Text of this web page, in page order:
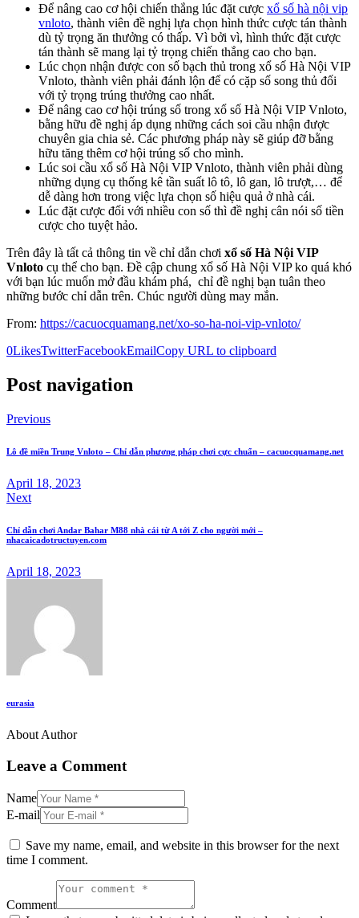
Để nâng cao cơ hội chiến thắng lúc đặt cược xổ số hà nội vip
vnloto, thành viên đề nghị lựa chọn hình thức cược tán thành
dù tỷ trọng ăn thưởng có thấp. Vì bởi vì, hình thức đặt cược
tán thành sẽ mang lại tỷ trọng chiến thắng cao cho bạn.
Lúc chọn nhận được con số bạch thủ trong xổ số Hà Nội VIP
Vnloto, thành viên phải đánh lộn để có cặp số song thủ đối
với tỷ trọng trúng thưởng cao nhất.
Để nâng cao cơ hội trúng số trong xổ số Hà Nội VIP Vnloto,
bằng hữu đề nghị áp dụng những cách soi cầu nhận được
chuyên gia chia sẻ. Các phương pháp này sẽ giúp đỡ bằng
hữu tăng thêm cơ hội trúng số cho mình.
Lúc soi cầu xổ số Hà Nội VIP Vnloto, thành viên phải dùng
những dụng cụ thống kê tần suất lô tô, lô gan, lô trượt,… để
dễ dàng hơn trong việc lựa chọn số hiệu quả ở nhà cái.
Lúc đặt cược đối với nhiều con số thì đề nghị cân nói số tiền
cược cho tuyệt hảo.
Trên đây là tất cả thông tin về chỉ dẫn chơi xổ số Hà Nội VIP
Vnloto cụ thể cho bạn. Đề cập chung xổ số Hà Nội VIP ko quá khó
với bạn lúc muốn mở đầu khám phá, chỉ đề nghị bạn tuân theo
những bước chỉ dẫn trên. Chúc người dùng may mắn.
From: https://cacuocquamang.net/xo-so-ha-noi-vip-vnloto/
0LikesTwitterFacebookEmailCopy URL to clipboard
Post navigation
Previous
Lô đề miền Trung Vnloto – Chỉ dẫn phương pháp chơi cực chuẩn – cacuocquamang.net
April 18, 2023
Next
Chỉ dẫn chơi Andar Bahar M88 nhà cái từ A tới Z cho người mới –
nhacaicadotructuyen.com
April 18, 2023
eurasia
About Author
Leave a Comment
Name
E-mail
Save my name, email, and website in this browser for the next
time I comment.
Comment